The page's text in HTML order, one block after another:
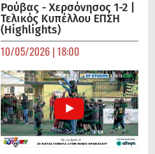
Ρούβας - Χερσόνησος 1-2 |
Τελικός Κυπέλλου ΕΠΣΗ
(Highlights)
10/05/2026 | 18:00